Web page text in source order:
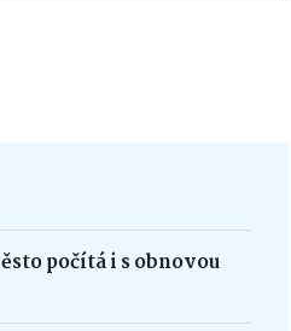
počítá i s obnovou